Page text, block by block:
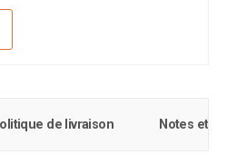
de livraison Notes et